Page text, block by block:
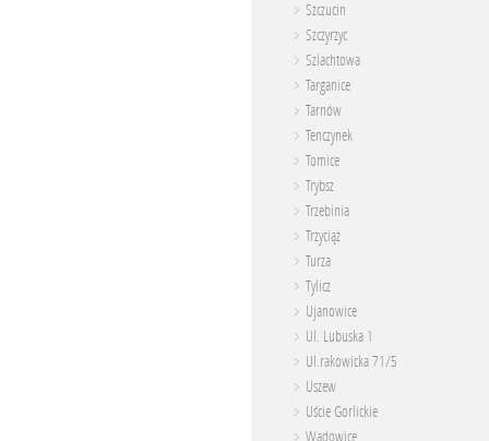
Szczucin
Szczyrzyc
Szlachtowa
Targanice
Tarnów
Tenczynek
Tomice
Trybsz
Trzebinia
Trzyciąż
Turza
Tylicz
Ujanowice
Ul. Lubuska 1
Ul.rakowicka 71/5
Uszew
Uście Gorlickie
Wadowice